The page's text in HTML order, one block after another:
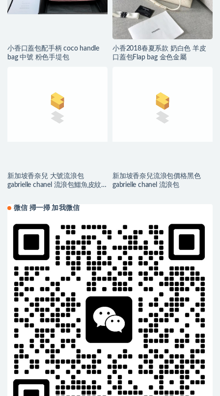
小香口蓋包配手柄 coco handle
bag 中號 粉色手堤包
小香2018春夏系款 奶白色 羊皮
口蓋包Flap bag 金色金屬
新加坡香奈兒 大號流浪包
gabrielle chanel 流浪包鱷魚皮紋
新加坡香奈兒流浪包價格黑色
gabrielle chanel 流浪包
微信 掃一掃 加我微信